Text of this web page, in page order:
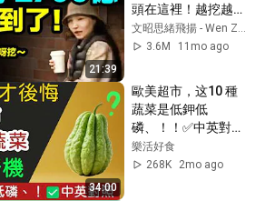
AQ Bio Technology Group Limited
如何減少小孩不停病
AQ Bio Technology Group Limited
床單被鋪多蟎蟲 唔想被咬冇
得訓？
AQ Bio Technology Group Limited
從小濕疹好煩惱 止痕抗菌佢
最好
21:39
頭在這裡！越挖越有
大瓜【文昭思緒飛揚
471期】
文昭思緒飛揚 - Wen Zhao Studio
3.6M
11mo ago
34:00
歐美超市，这10 種
蔬菜是低鉀低
磷、！！✅中英對照
採購指南！
樂活好食
268K
2mo ago